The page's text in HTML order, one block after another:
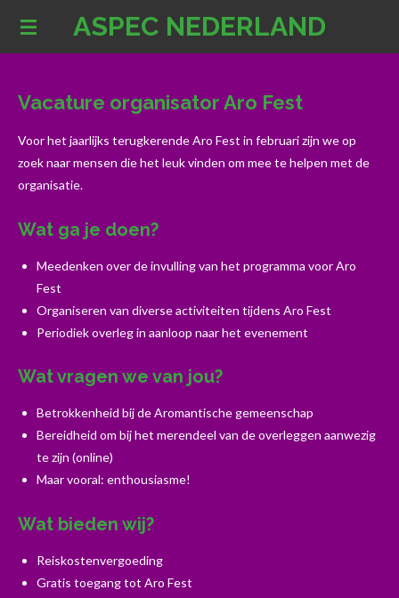
Ga
hoofdinhoud
ASPEC NEDERLAND
Vacature organisator Aro Fest
Voor het jaarlijks terugkerende Aro Fest in februari zijn we op
zoek naar mensen die het leuk vinden om mee te helpen met de
organisatie.
Wat ga je doen?
Meedenken over de invulling van het programma voor Aro
Fest
Organiseren van diverse activiteiten tijdens Aro Fest
Periodiek overleg in aanloop naar het evenement
Wat vragen we van jou?
Betrokkenheid bij de Aromantische gemeenschap
Bereidheid om bij het merendeel van de overleggen aanwezig
te zijn (online)
Maar vooral: enthousiasme!
Wat bieden wij?
Reiskostenvergoeding
Gratis toegang tot Aro Fest